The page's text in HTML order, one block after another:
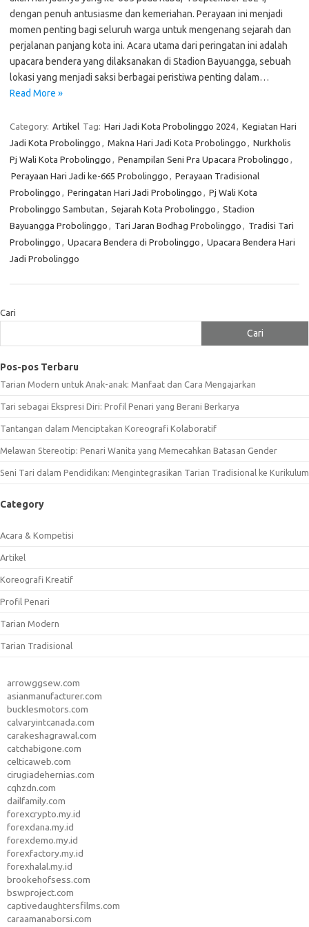
dengan penuh antusiasme dan kemeriahan. Perayaan ini menjadi
momen penting bagi seluruh warga untuk mengenang sejarah dan
perjalanan panjang kota ini. Acara utama dari peringatan ini adalah
upacara bendera yang dilaksanakan di Stadion Bayuangga, sebuah
lokasi yang menjadi saksi berbagai peristiwa penting dalam…
Read More »
Category: Artikel Tag: Hari Jadi Kota Probolinggo 2024, Kegiatan Hari
Jadi Kota Probolinggo , Makna Hari Jadi Kota Probolinggo , Nurkholis
Pj Wali Kota Probolinggo , Penampilan Seni Pra Upacara Probolinggo ,
Perayaan Hari Jadi ke-665 Probolinggo , Perayaan Tradisional
Probolinggo , Peringatan Hari Jadi Probolinggo , Pj Wali Kota
Probolinggo Sambutan , Sejarah Kota Probolinggo , Stadion
Bayuangga Probolinggo , Tari Jaran Bodhag Probolinggo , Tradisi Tari
Probolinggo , Upacara Bendera di Probolinggo , Upacara Bendera Hari
Jadi Probolinggo
Cari
Cari
Pos-pos Terbaru
Tarian Modern untuk Anak-anak: Manfaat dan Cara Mengajarkan
Tari sebagai Ekspresi Diri: Profil Penari yang Berani Berkarya
Tantangan dalam Menciptakan Koreografi Kolaboratif
Melawan Stereotip: Penari Wanita yang Memecahkan Batasan Gender
Seni Tari dalam Pendidikan: Mengintegrasikan Tarian Tradisional ke Kurikulum
Category
Acara & Kompetisi
Artikel
Koreografi Kreatif
Profil Penari
Tarian Modern
Tarian Tradisional
arrowggsew.com
asianmanufacturer.com
bucklesmotors.com
calvaryintcanada.com
carakeshagrawal.com
catchabigone.com
celticaweb.com
cirugiadehernias.com
cqhzdn.com
dailfamily.com
forexcrypto.my.id
forexdana.my.id
forexdemo.my.id
forexfactory.my.id
forexhalal.my.id
brookehofsess.com
bswproject.com
captivedaughtersfilms.com
caraamanaborsi.com